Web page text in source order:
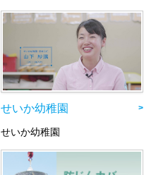
せいか幼稚園
せいか幼稚園